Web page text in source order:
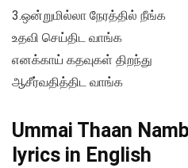
3.ஒன்றுமில்லா நேரத்தில் நீங்க
உதவி செய்திட வாங்க
எனக்காய் கதவுகள் திறந்து
ஆசீர்வதித்திட வாங்க
Ummai Thaan
lyrics in English